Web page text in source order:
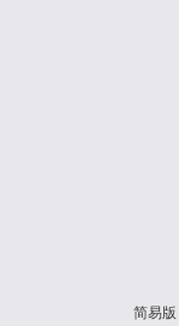
简易版